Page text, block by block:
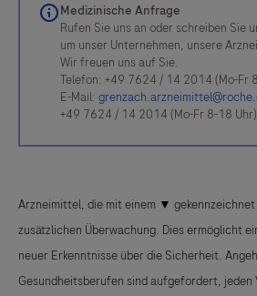
Medizinische Anfrage
Rufen Sie uns an oder schreiben Sie
um unser Unternehmen, unsere
Wir freuen uns auf Sie.
Telefon: +49 7624 / 14 2014 (Mo-Fr
E-Mail:
+49 7624 / 14 2014 (Mo-Fr 8-18
Arzneimittel, die mit einem ▼
zusätzlichen Überwachung. Dies ermöglicht
neuer Erkenntnisse über die Sicherheit.
Gesundheitsberufen sind aufgefordert, jeden